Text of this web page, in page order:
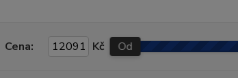
Cena: Kč Od